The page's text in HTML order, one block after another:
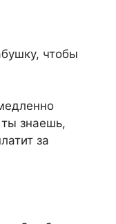
чтобы
знаешь,
за